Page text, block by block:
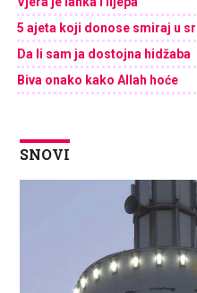
5 ajeta koji donose smiraj u
Da li sam ja dostojna hidžaba
Biva onako kako Allah hoće
SNOVI